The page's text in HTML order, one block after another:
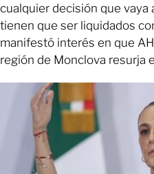
cualquier decisión que vaya
tienen que ser liquidados
manifestó interés en que
región de Monclova resurja